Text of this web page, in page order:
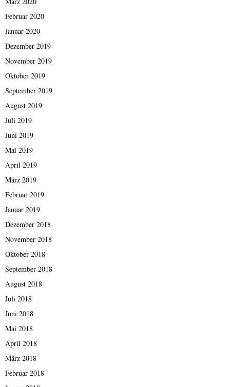
Februar 2020
Januar 2020
Dezember 2019
November 2019
Oktober 2019
September 2019
August 2019
Juli 2019
Juni 2019
Mai 2019
April 2019
März 2019
Februar 2019
Januar 2019
Dezember 2018
November 2018
Oktober 2018
September 2018
August 2018
Juli 2018
Juni 2018
Mai 2018
April 2018
März 2018
Februar 2018